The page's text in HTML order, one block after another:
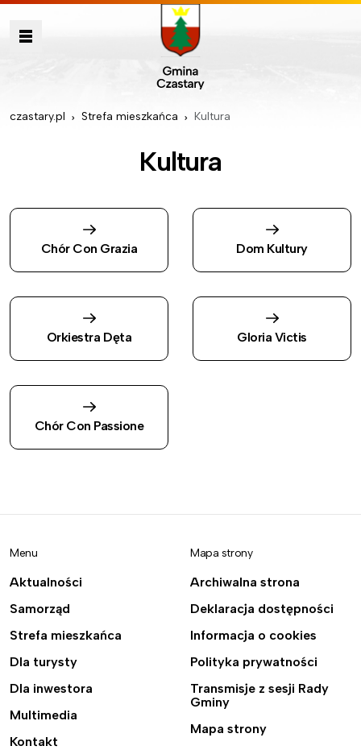
czastary.pl Strefa mieszkańca Kultura
Kultura
Chór Con Grazia Dom Kultury
Orkiestra Dęta Gloria Victis
Chór Con Passione
Menu
Aktualności
Samorząd
Strefa mieszkańca
Dla turysty
Dla inwestora
Multimedia
Kontakt
Mapa strony
Archiwalna strona
Deklaracja dostępności
Informacja o cookies
Polityka prywatności
Transmisje z sesji Rady
Gminy
Mapa strony